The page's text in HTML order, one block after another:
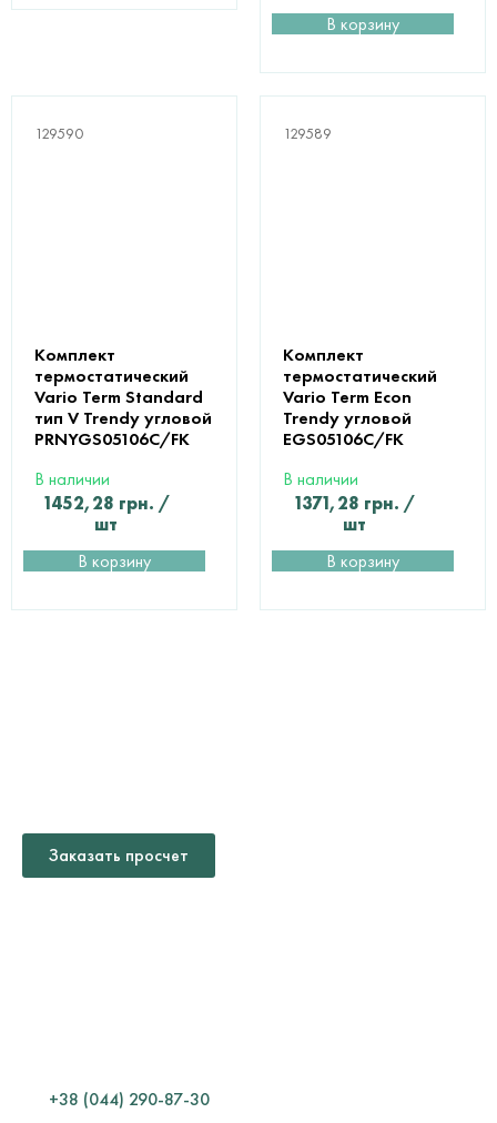
В корзину
129590
Комплект
термостатический
Vario Term Standard
тип V Trendy угловой
PRNYGS05106C/FK
В наличии
1452,28 грн. /
шт
В корзину
129589
Комплект
термостатический
Vario Term Econ
Trendy угловой
EGS05106C/FK
В наличии
1371,28 грн. /
шт
В корзину
Заказать просчет
+38 (044) 290-87-30